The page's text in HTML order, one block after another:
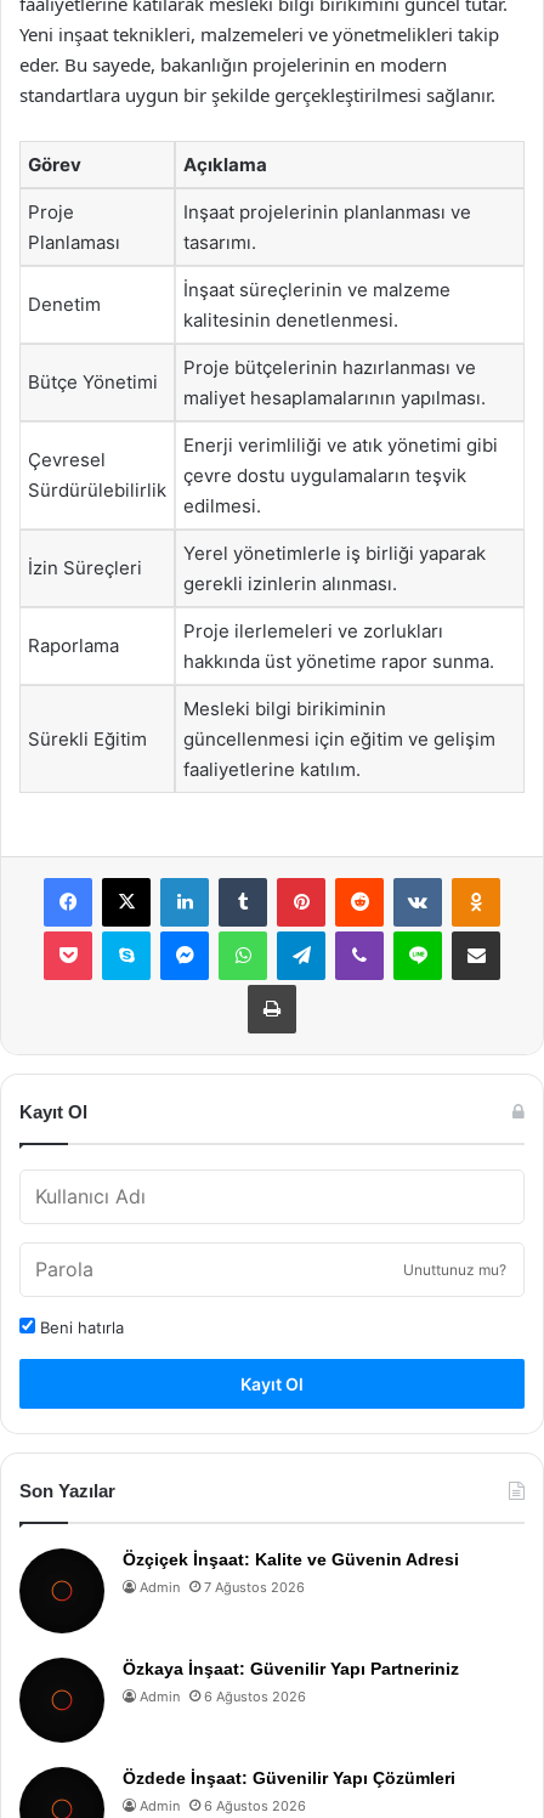
Yeni inşaat teknikleri, malzemeleri ve yönetmelikleri takip
eder. Bu sayede, bakanlığın projelerinin en modern
standartlara uygun bir şekilde gerçekleştirilmesi sağlanır.
Görev Açıklama
Proje
Planlaması
Inşaat projelerinin planlanması ve
tasarımı.
Denetim
İnşaat süreçlerinin ve malzeme
kalitesinin denetlenmesi.
Bütçe Yönetimi
Proje bütçelerinin hazırlanması ve
maliyet hesaplamalarının yapılması.
Çevresel
Sürdürülebilirlik
Enerji verimliliği ve atık yönetimi gibi
çevre dostu uygulamaların teşvik
edilmesi.
İzin Süreçleri
Yerel yönetimlerle iş birliği yaparak
gerekli izinlerin alınması.
Raporlama
Proje ilerlemeleri ve zorlukları
hakkında üst yönetime rapor sunma.
Sürekli Eğitim
Mesleki bilgi birikiminin
güncellenmesi için eğitim ve gelişim
faaliyetlerine katılım.
Facebook
X LinkedInTumblr PinterestReddit VKontakte
Pocket Skype MessengerWhatsAppTelegramViber Line E-Posta ile
Yazdır
Kayıt Ol
Unuttunuz mu?
Beni hatırla
Kayıt Ol
Son Yazılar
Özçiçek İnşaat: Kalite ve Güvenin Adresi
Admin 7 Ağustos 2026
Özkaya İnşaat: Güvenilir Yapı Partneriniz
Admin 6 Ağustos 2026
Özdede İnşaat: Güvenilir Yapı Çözümleri
Admin 6 Ağustos 2026